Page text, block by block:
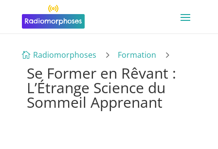
 Radiomorphoses 5 Formation 5
Se Former en Rêvant :
L’Étrange Science du
Sommeil Apprenant